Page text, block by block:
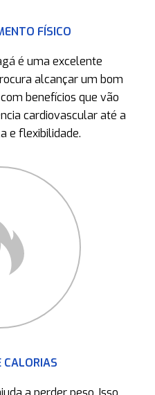
FÍSICO
é uma excelente
alcançar um bom
benefícios que vão
cardiovascular até a
e flexibilidade.
CALORIAS